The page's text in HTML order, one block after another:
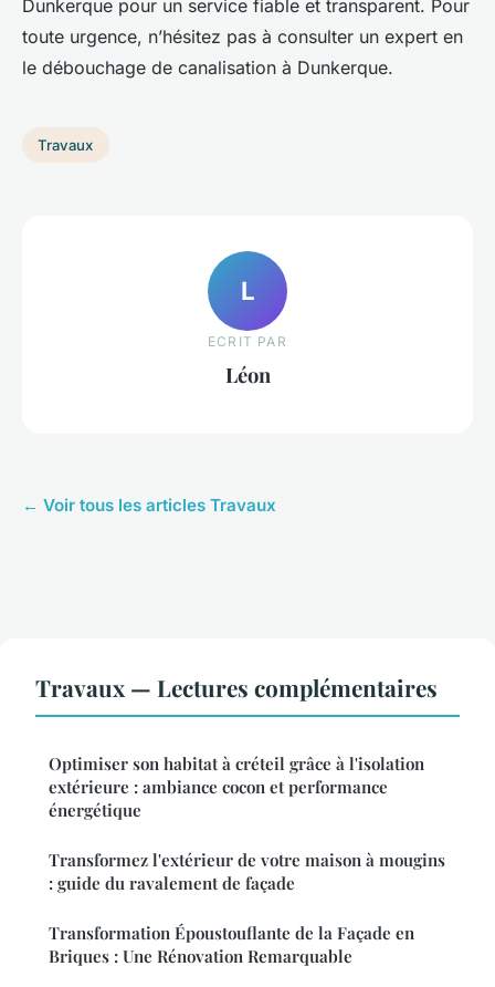
Dunkerque pour un service fiable et transparent. Pour
toute urgence, n’hésitez pas à consulter un expert en
le débouchage de canalisation à Dunkerque.
Travaux
L
ECRIT PAR
Léon
← Voir tous les articles Travaux
Travaux — Lectures complémentaires
Optimiser son habitat à créteil grâce à l'isolation
extérieure : ambiance cocon et performance
énergétique
Transformez l'extérieur de votre maison à mougins
: guide du ravalement de façade
Transformation Époustouflante de la Façade en
Briques : Une Rénovation Remarquable